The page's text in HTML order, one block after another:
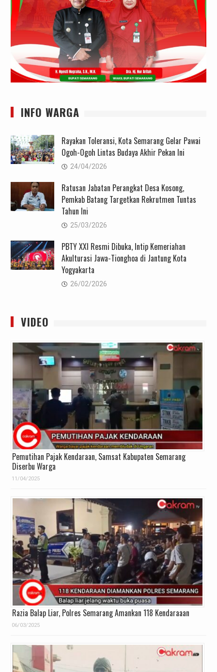
INFO WARGA
Rayakan Toleransi, Kota Semarang Gelar Pawai
Ogoh-Ogoh Lintas Budaya Akhir Pekan Ini
24/04/2026
Ratusan Jabatan Perangkat Desa Kosong,
Pemkab Batang Targetkan Rekrutmen Tuntas
Tahun Ini
25/03/2026
PBTY XXI Resmi Dibuka, Intip Kemeriahan
Akulturasi Jawa-Tionghoa di Jantung Kota
Yogyakarta
26/02/2026
VIDEO
Pemutihan Pajak Kendaraan, Samsat Kabupaten Semarang
Diserbu Warga
11/04/2025
Razia Balap Liar, Polres Semarang Amankan 118 Kendaraaan
06/03/2025